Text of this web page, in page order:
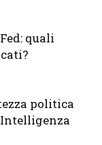
quali
politica